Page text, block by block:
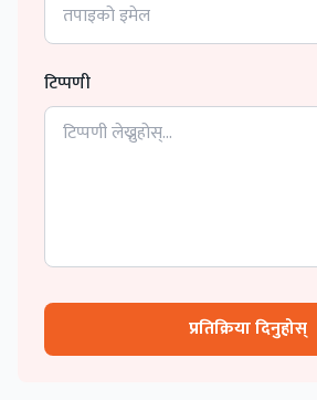
टिप्पणी
प्रतिक्रिया दिनुहोस्